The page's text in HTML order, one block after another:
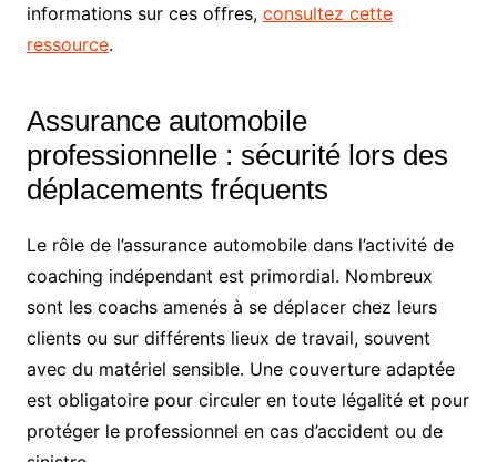
informations sur ces offres, consultez cette
ressource.
Assurance automobile
professionnelle : sécurité lors des
déplacements fréquents
Le rôle de l’assurance automobile dans l’activité de
coaching indépendant est primordial. Nombreux
sont les coachs amenés à se déplacer chez leurs
clients ou sur différents lieux de travail, souvent
avec du matériel sensible. Une couverture adaptée
est obligatoire pour circuler en toute légalité et pour
protéger le professionnel en cas d’accident ou de